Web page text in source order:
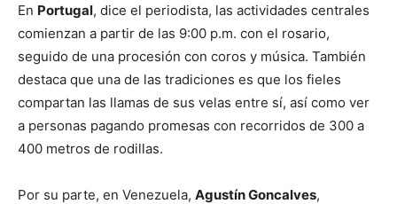
En Portugal, dice el periodista, las actividades centrales
comienzan a partir de las 9:00 p.m. con el rosario,
seguido de una procesión con coros y música. También
destaca que una de las tradiciones es que los fieles
compartan las llamas de sus velas entre sí, así como ver
a personas pagando promesas con recorridos de 300 a
400 metros de rodillas.
Por su parte, en Venezuela, Agustín Goncalves,